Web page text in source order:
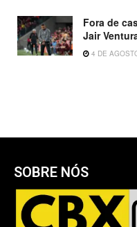
Fora de
Jair
4 DE
SOBRE NÓS